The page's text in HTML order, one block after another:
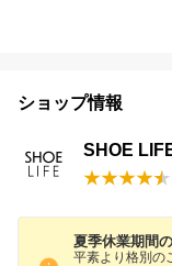
ショップ情報
SHOE
夏季休業期間
平素より格別の